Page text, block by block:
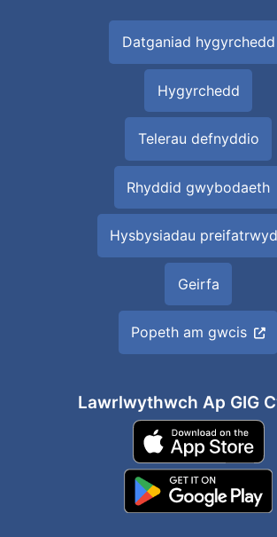
Datganiad hygyrchedd
Hygyrchedd
Telerau defnyddio
Rhyddid gwybodaeth
Hysbysiadau
Geirfa
Popeth am gwcis
Lawrlwythwch Ap GIG